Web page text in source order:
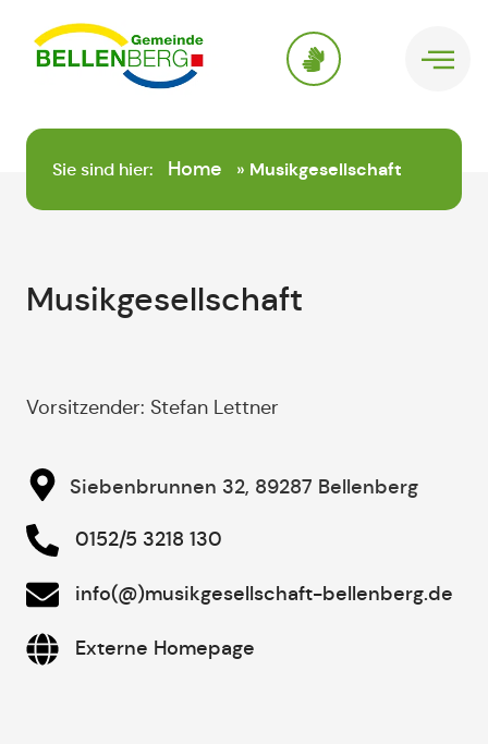
springen
Sie sind hier: Home » Musikgesellschaft
Musikgesellschaft
Vorsitzender: Stefan Lettner
Siebenbrunnen 32, 89287 Bellenberg
0152/5 3218 130
info(@)musikgesellschaft-bellenberg.de
Externe Homepage